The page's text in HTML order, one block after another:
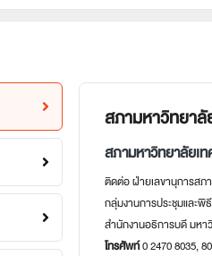
สภามหาวิทยา
สภามหาวิทยาลัยเท
ติดต่อ ฝ่ายเลขานุการสภ
กลุ่มงานการประชุมและ
สำนักงานอธิการบดี มหา
โทรศัพท์0 2470 8035,